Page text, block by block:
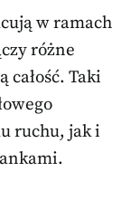
w ramach
różne
całość. Taki
ruchu, jak i